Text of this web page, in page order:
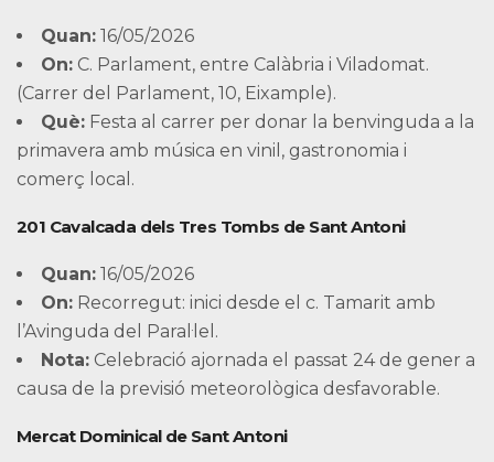
Quan: 16/05/2026
On: C. Parlament, entre Calàbria i Viladomat.
(Carrer del Parlament, 10, Eixample).
Què: Festa al carrer per donar la benvinguda a la
primavera amb música en vinil, gastronomia i
comerç local.
201 Cavalcada dels Tres Tombs de Sant Antoni
Quan: 16/05/2026
On: Recorregut: inici desde el c. Tamarit amb
l’Avinguda del Paral·lel.
Nota: Celebració ajornada el passat 24 de gener a
causa de la previsió meteorològica desfavorable.
Mercat Dominical de Sant Antoni